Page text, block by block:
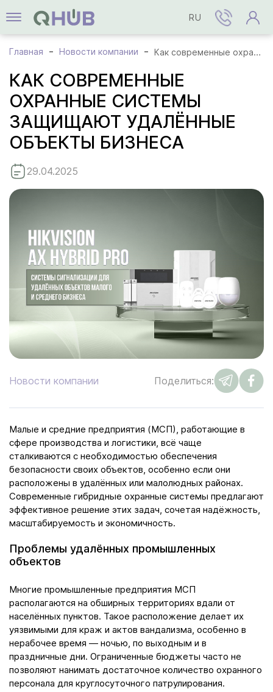
RU
Главная Новости компании Как современные охранные системы защищают удалённые объекты бизнеса
КАК СОВРЕМЕННЫЕ
ОХРАННЫЕ СИСТЕМЫ
ЗАЩИЩАЮТ УДАЛЁННЫЕ
ОБЪЕКТЫ БИЗНЕСА
29.04.2025
Новости компании Поделиться:
Малые и средние предприятия (МСП), работающие в
сфере производства и логистики, всё чаще
сталкиваются с необходимостью обеспечения
безопасности своих объектов, особенно если они
расположены в удалённых или малолюдных районах.
Современные гибридные охранные системы предлагают
эффективное решение этих задач, сочетая надёжность,
масштабируемость и экономичность.
Проблемы удалённых промышленных
объектов
Многие промышленные предприятия МСП
располагаются на обширных территориях вдали от
населённых пунктов. Такое расположение делает их
уязвимыми для краж и актов вандализма, особенно в
нерабочее время — ночью, по выходным и в
праздничные дни. Ограниченные бюджеты часто не
позволяют нанимать достаточное количество охранного
персонала для круглосуточного патрулирования.